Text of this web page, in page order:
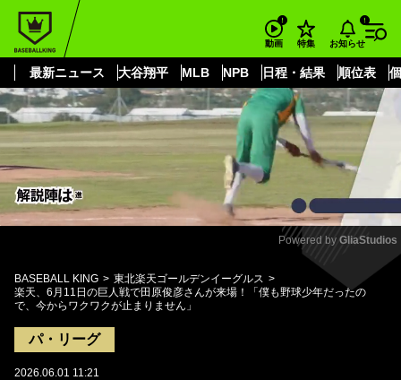
動画 特集 お知らせ
最新ニュース 大谷翔平 MLB NPB 日程・結果 順位表
もっと見る
Mute
Powered by GliaStudios
BASEBALL KING
東北楽天ゴールデンイーグルス
楽天、6月11日の巨人戦で田原俊彦さんが来場！「僕も野球少年だったの
で、今からワクワクが止まりません」
パ・リーグ
2026.06.01 11:21